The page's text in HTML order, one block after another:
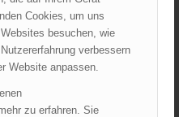
Cookies, um uns
besuchen, wie
verbessern
Website anpassen.
zu erfahren. Sie
€